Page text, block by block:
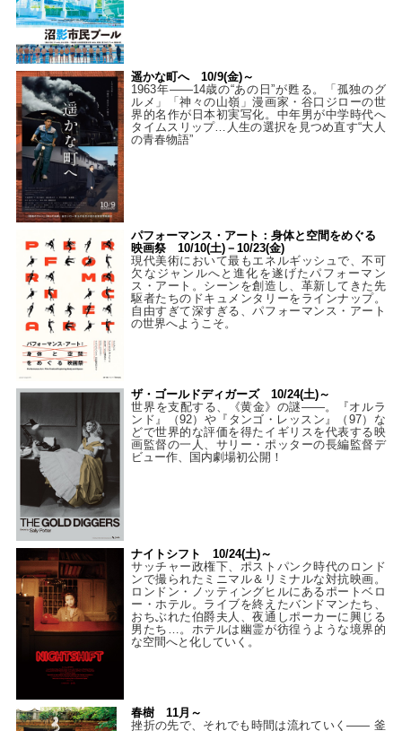
遥かな町へ 10/9(金)～
1963年――14歳の“あの日”が甦る。「孤独のグ
ルメ」「神々の山嶺」漫画家・谷口ジローの世
界的名作が日本初実写化。中年男が中学時代へ
タイムスリップ…人生の選択を見つめ直す“大人
の青春物語”
パフォーマンス・アート：身体と空間をめぐる
映画祭 10/10(土)－10/23(金)
現代美術において最もエネルギッシュで、不可
欠なジャンルへと進化を遂げたパフォーマン
ス・アート。シーンを創造し、革新してきた先
駆者たちのドキュメンタリーをラインナップ。
自由すぎて深すぎる、パフォーマンス・アート
の世界へようこそ。
ザ・ゴールドディガーズ 10/24(土)～
世界を支配する、《黄金》の謎――。『オルラ
ンド』（92）や『タンゴ・レッスン』（97）な
どで世界的な評価を得たイギリスを代表する映
画監督の一人、サリー・ポッターの長編監督デ
ビュー作、国内劇場初公開！
ナイトシフト 10/24(土)～
サッチャー政権下、ポストパンク時代のロンド
ンで撮られたミニマル＆リミナルな対抗映画。
ロンドン・ノッティングヒルにあるポートベロ
ー・ホテル。ライブを終えたバンドマンたち、
おちぶれた伯爵夫人、夜通しポーカーに興じる
男たち…。ホテルは幽霊が彷徨うような境界的
な空間へと化していく。
春樹 11月～
挫折の先で、それでも時間は流れていく—— 釜